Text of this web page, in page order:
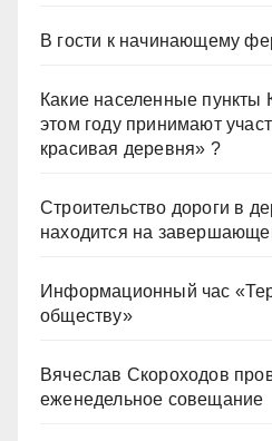
В гости к начинающему
Какие населенные пункты
этом году принимают
красивая деревня» ?
Строительство дороги в
находится на
Информационный час
обществу»
Вячеслав Скороходов
еженедельное совещание